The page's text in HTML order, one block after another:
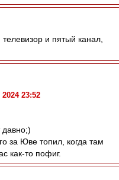
телевизор и пятый канал,
23:52
за Юве топил, когда там
как-то пофиг.